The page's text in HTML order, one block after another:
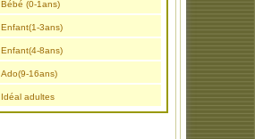
Bébé (0-1ans)
Enfant(1-3ans)
Enfant(4-8ans)
Ado(9-16ans)
Idéal adultes